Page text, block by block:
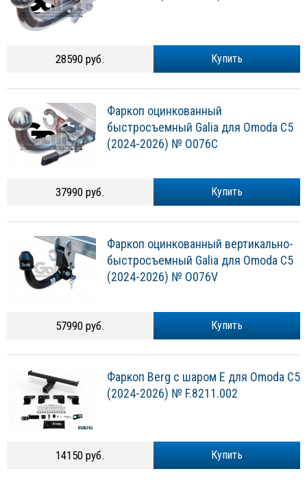
Купить
28590 руб.
Фаркоп оцинкованный
быстросъемный Galia для Omoda С5
(2024-2026) № O076C
Купить
37990 руб.
Фаркоп оцинкованный вертикально-
быстросъемный Galia для Omoda С5
(2024-2026) № O076V
Купить
57990 руб.
Фаркоп Berg с шаром Е для Omoda С5
(2024-2026) № F.8211.002
Купить
14150 руб.